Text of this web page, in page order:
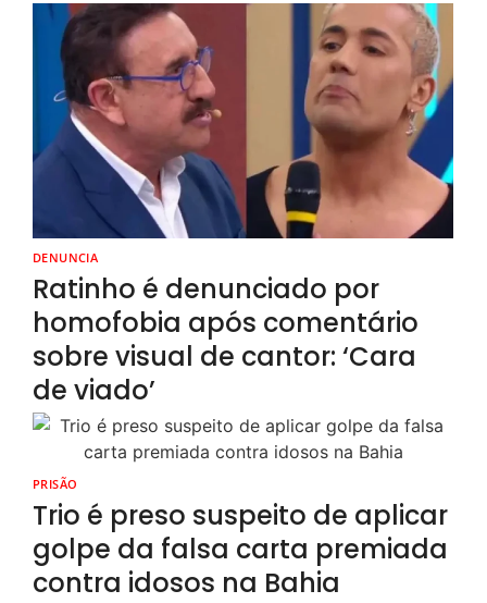
DENUNCIA
Ratinho é denunciado por
homofobia após comentário
sobre visual de cantor: ‘Cara
de viado’
PRISÃO
Trio é preso suspeito de aplicar
golpe da falsa carta premiada
contra idosos na Bahia